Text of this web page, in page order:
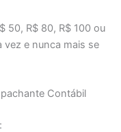
50, R$ 80, R$ 100 ou
vez e nunca mais se
Contábil